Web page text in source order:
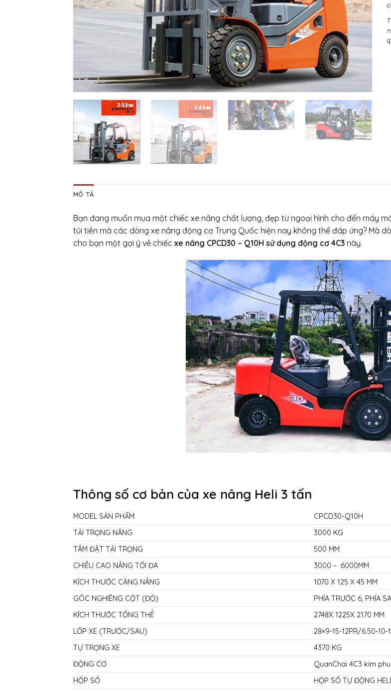
MÔ TẢ
Bạn đang muốn mua một chiếc xe nâng chất lượng, đẹp từ ngoại hình cho đến máy
túi tiền mà các dòng xe nâng động cơ Trung Quốc hiện nay không thể đáp ứng? Mà
cho bạn một gợi ý về chiếc xe nâng CPCD30 – Q10H sử dụng động cơ 4C3 này.
Thông số cơ bản của xe nâng Heli 3 tấn
MODEL SẢN PHẨM
CPCD30-Q10H
TẢI TRỌNG NÂNG
3000 KG
TÂM ĐẶT TẢI TRỌNG
500 MM
CHIỀU CAO NÂNG TỐI ĐA
3000 – 6000MM
KÍCH THƯỚC CÀNG NÂNG
1070 X 125 X 45 MM
GÓC NGHIÊNG CỘT (ĐỘ)
PHÍA TRƯỚC 6, PHÍA
KÍCH THƯỚC TỔNG THỂ
2748X 1225X 2170 MM
LỐP XE (TRƯỚC/SAU)
28×9-15-12PR/6.50-10-
TỰ TRỌNG XE
4370 KG
ĐỘNG CƠ
QuanChai 4C3 kim
HỘP SỐ
HỘP SỐ TỰ ĐỘNG HELI